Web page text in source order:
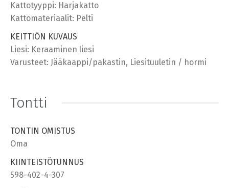
Kattotyyppi: Harjakatto
Kattomateriaalit: Pelti
KEITTIÖN KUVAUS
Liesi: Keraaminen liesi
Varusteet: Jääkaappi/pakastin, Liesituuletin / hormi
Tontti
TONTIN OMISTUS
Oma
KIINTEISTÖTUNNUS
598-402-4-307